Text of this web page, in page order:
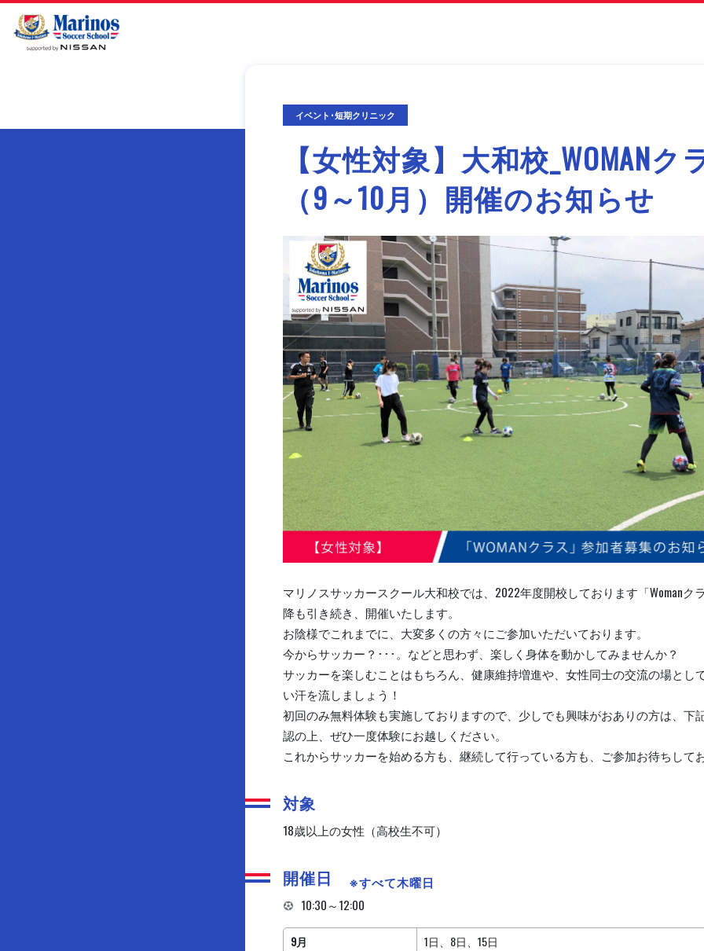
イベント･短期クリニック
【女性対象】大和校_WOMANク
（9～10月）開催のお知らせ
マリノスサッカースクール大和校では、2022年度開校しております「Womanク
降も引き続き、開催いたします。
お陰様でこれまでに、大変多くの方々にご参加いただいております。
今からサッカー？･･･。などと思わず、楽しく身体を動かしてみませんか？
サッカーを楽しむことはもちろん、健康維持増進や、女性同士の交流の場とし
い汗を流しましょう！
初回のみ無料体験も実施しておりますので、少しでも興味がおありの方は、下
認の上、ぜひ一度体験にお越しください。
これからサッカーを始める方も、継続して行っている方も、ご参加お待ちしてお
対象
18歳以上の女性（高校生不可）
開催日
※すべて木曜日
10:30～12:00
9月
1日、8日、15日